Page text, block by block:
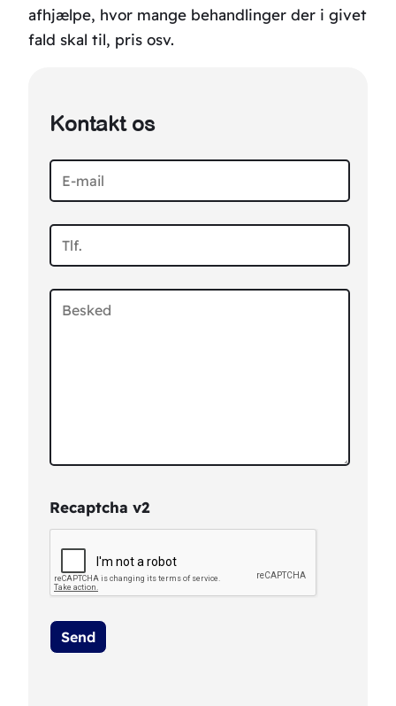
afhjælpe, hvor mange behandlinger der i givet
fald skal til, pris osv.
Kontakt os
Recaptcha v2